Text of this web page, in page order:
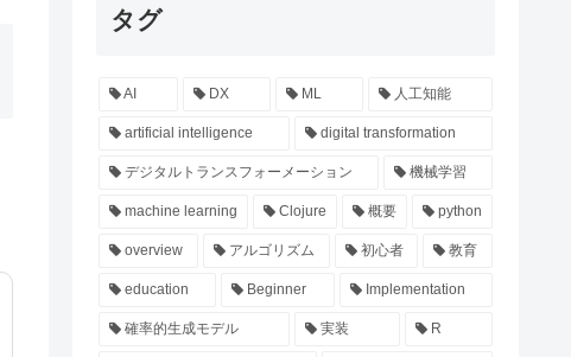
タグ
AI DX ML 人工知能
artificial intelligence digital transformation
デジタルトランスフォーメーション 機械学習
machine learning Clojure 概要 python
overview アルゴリズム 初心者 教育
education Beginner Implementation
確率的生成モデル 実装 R